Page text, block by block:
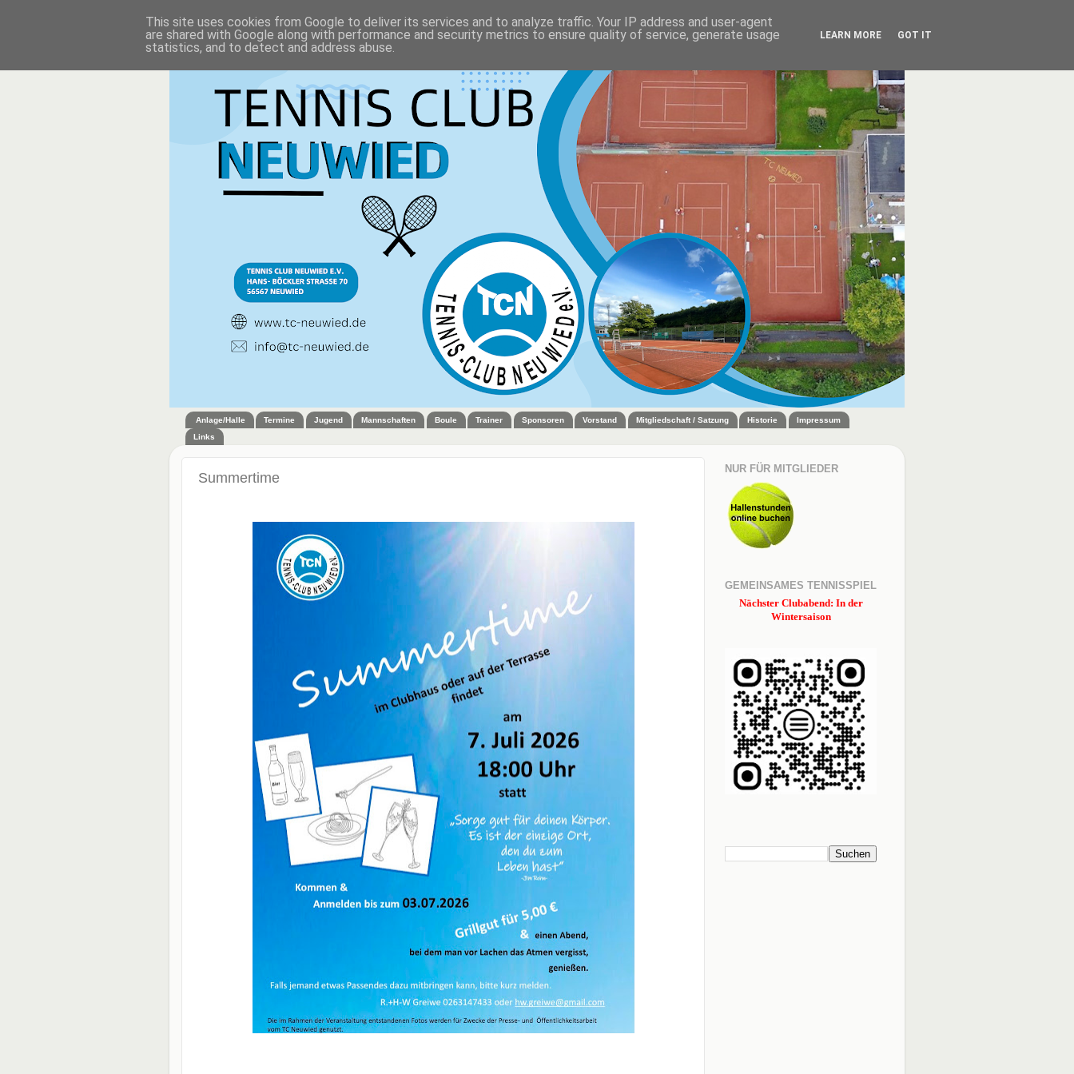
Anlage/Halle Termine Jugend Mannschaften Boule Trainer Sponsoren Vorstand Mitgliedschaft / Satzung Historie
Impressum
Links
Summertime
NUR FÜR MITGLIEDER
GEMEINSAMES TENNISSPIEL
Nächster Clubabend: In der
Wintersaison
This site uses cookies from Google to deliver its services and to analyze traffic. Your IP address and user-agent
are shared with Google along with performance and security metrics to ensure quality of service, generate usage
statistics, and to detect and address abuse.
LEARN MORE GOT IT